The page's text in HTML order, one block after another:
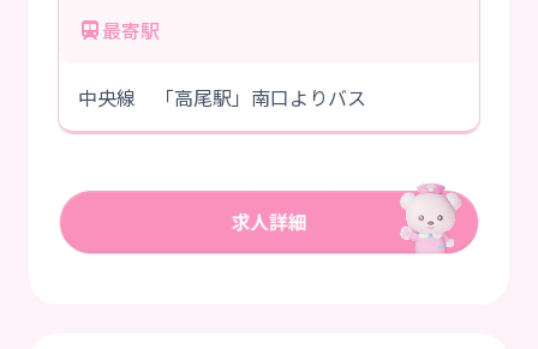
最寄駅
中央線 「高尾駅」南口よりバス